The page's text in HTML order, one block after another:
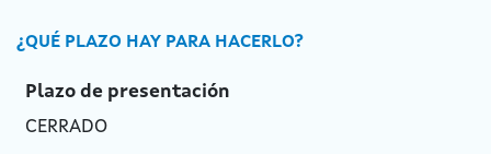
¿QUÉ PLAZO HAY PARA HACERLO?
Plazo de presentación
CERRADO